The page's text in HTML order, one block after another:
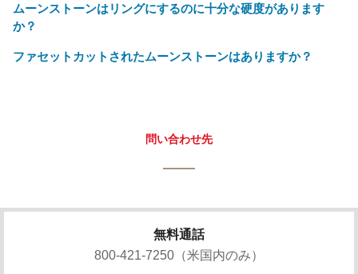
ムーンストーンはリングにするのに十分な硬度があります
か？
ファセットカットされたムーンストーンはありますか？
問い合わせ先
無料通話
800-421-7250（米国内のみ）